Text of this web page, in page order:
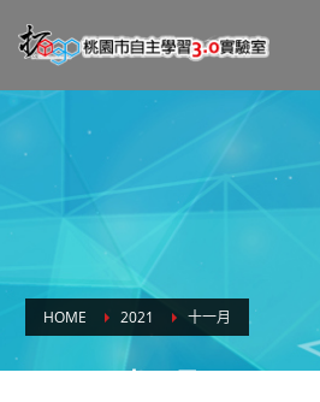
HOME 2021 十一月
Month: 十一月 2021